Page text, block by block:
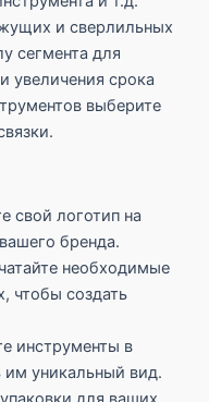
и сверлильных
сегмента для
увеличения срока
выберите
свой логотип на
бренда.
необходимые
чтобы создать
инструменты в
уникальный вид.